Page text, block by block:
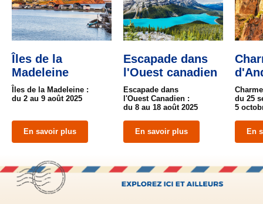
Îles de la
Madeleine
Îles de la Madeleine :
du 2 au 9 août 2025
En savoir plus
Escapade dans
l'Ouest canadien
Escapade dans
l'Ouest Canadien :
du 8 au 18 août 2025
En savoir plus
du 25
5
En